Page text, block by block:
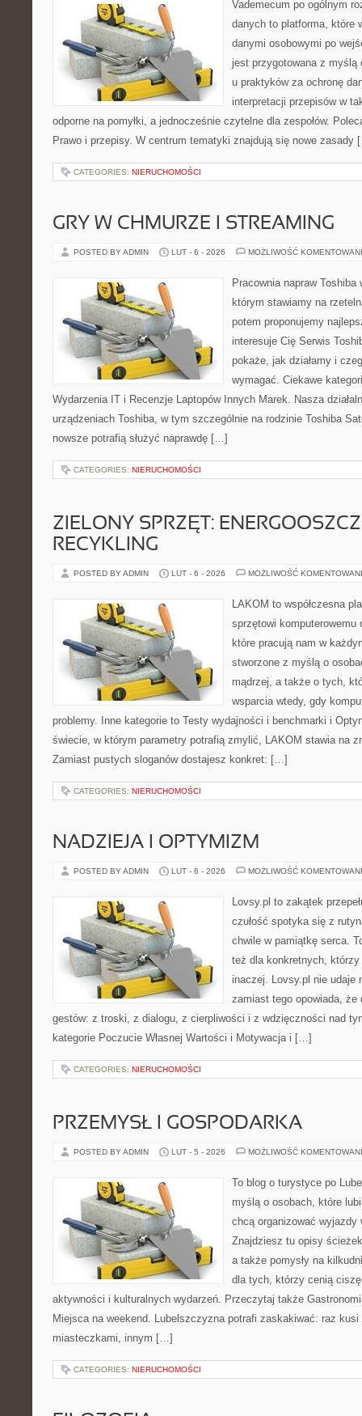
Vademecum po ogólnym
danych to platforma, które
danymi osobowymi po
jest przygotowana z
u praktyków za ochronę
interpretacji przepisów w
odporne na pomyłki, a jednocześnie czytelne dla zespołów.
Prawo i przepisy. W centrum tematyki znajdują się nowe zasady
CATEGORIES: NIERUCHOMOŚCI
GRY W CHMURZE I STREAMING
POSTED BY ADMIN LUT - 6 - 2026 MOŻLIWOŚĆ
Pracownia napraw
którym stawiamy na
potem proponujemy
interesuje Cię Serwis
pokaże, jak działamy i
wymagać. Ciekawe
Wydarzenia IT i Recenzje Laptopów Innych Marek. Nasza
urządzeniach Toshiba, w tym szczególnie na rodzinie Toshiba
nowsze potrafią służyć naprawdę […]
CATEGORIES: NIERUCHOMOŚCI
ZIELONY SPRZĘT:
RECYKLING
POSTED BY ADMIN LUT - 6 - 2026 MOŻLIWOŚĆ
LAKOM to współczesna
sprzętowi komputerowemu
które pracują nam w
stworzone z myślą o
mądrzej, a także o tych,
wsparcia wtedy, gdy
problemy. Inne kategorie to Testy wydajności i benchmarki i
świecie, w którym parametry potrafią zmylić, LAKOM stawia na
Zamiast pustych sloganów dostajesz konkret: […]
CATEGORIES: NIERUCHOMOŚCI
NADZIEJA I OPTYMIZM
POSTED BY ADMIN LUT - 6 - 2026 MOŻLIWOŚĆ
Lovsy.pl to zakątek
czułość spotyka się z
chwile w pamiątkę serca.
też dla konkretnych, którzy
inaczej. Lovsy.pl nie udaje
zamiast tego opowiada, że
gestów: z troski, z dialogu, z cierpliwości i z wdzięczności nad
kategorie Poczucie Własnej Wartości i Motywacja i […]
CATEGORIES: NIERUCHOMOŚCI
PRZEMYSŁ I GOSPODARKA
POSTED BY ADMIN LUT - 5 - 2026 MOŻLIWOŚĆ
To blog o turystyce po
myślą o osobach, które
chcą organizować wyjazdy
Znajdziesz tu opisy
a także pomysły na
dla tych, którzy cenią
aktywności i kulturalnych wydarzeń. Przeczytaj także
Miejsca na weekend. Lubelszczyzna potrafi zaskakiwać: raz
miasteczkami, innym […]
CATEGORIES: NIERUCHOMOŚCI